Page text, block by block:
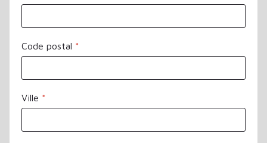
Code postal *
Ville *